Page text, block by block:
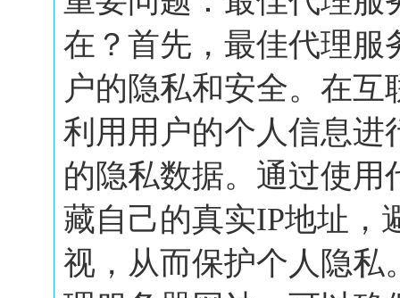
在？首先，最佳代理服
户的隐私和安全。在
利用用户的个人信息进
的隐私数据。通过使
藏自己的真实IP地址，
视，从而保护个人隐私